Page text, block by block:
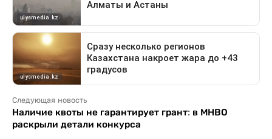
Следующая новость
Наличие квоты не гарантирует грант: в МНВО
раскрыли детали конкурса